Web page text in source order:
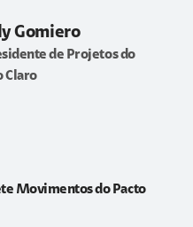
Gomiero
de Projetos do
Claro
Movimentos do Pacto